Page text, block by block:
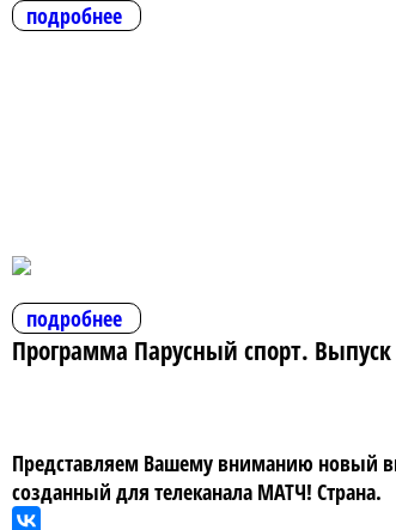
подробнее
подробнее
Программа Парусный спорт.
Представляем Вашему вниманию новый
созданный для телеканала МАТЧ! Страна.